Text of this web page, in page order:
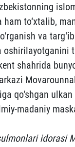
ham to‘xtalib,
va
shahrida
qo‘shgan
madaniy
idorasi